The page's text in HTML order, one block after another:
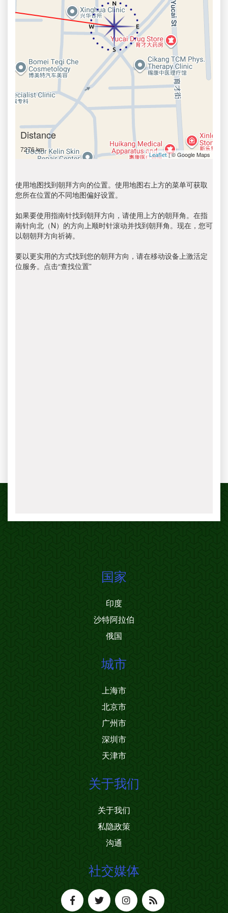
Distance
7276 km
Leaflet| © Google Maps
使用地图找到朝拜方向的位置。使用地图右上方的菜单可获取
您所在位置的不同地图偏好设置。
如果要使用指南针找到朝拜方向，请使用上方的朝拜角。在指
南针向北（N）的方向上顺时针滚动并找到朝拜角。现在，您可
以朝朝拜方向祈祷。
要以更实用的方式找到您的朝拜方向，请在移动设备上激活定
位服务。点击“查找位置”
国家
印度
沙特阿拉伯
俄国
城市
上海市
北京市
广州市
深圳市
天津市
关于我们
关于我们
私隐政策
沟通
社交媒体